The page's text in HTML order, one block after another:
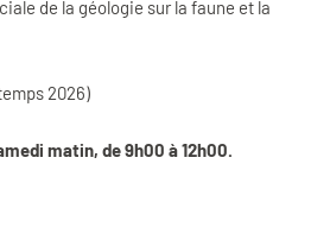
de la géologie sur la faune et la
2026)
matin, de 9h00 à 12h00.